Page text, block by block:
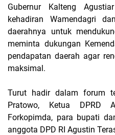
Gubernur Kalteng
kehadiran Wamendagri
daerahnya untuk
meminta dukungan
pendapatan daerah agar
maksimal.
Turut hadir dalam forum
Pratowo, Ketua DPRD
Forkopimda, para bupati
anggota DPD RI Agustin